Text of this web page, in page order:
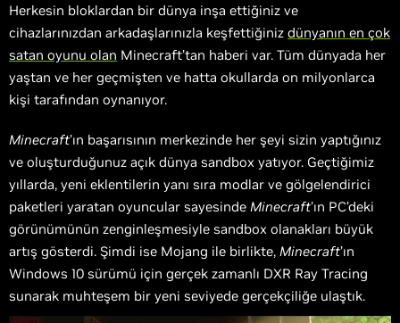
Herkesin bloklardan bir dünya inşa ettiğiniz ve
cihazlarınızdan arkadaşlarınızla keşfettiğiniz dünyanın en çok
satan oyunu olan Minecraft’tan haberi var. Tüm dünyada her
yaştan ve her geçmişten ve hatta okullarda on milyonlarca
kişi tarafından oynanıyor.
Minecraft’ın başarısının merkezinde her şeyi sizin yaptığınız
ve oluşturduğunuz açık dünya sandbox yatıyor. Geçtiğimiz
yıllarda, yeni eklentilerin yanı sıra modlar ve gölgelendirici
paketleri yaratan oyuncular sayesinde Minecraft’ın PC’deki
görünümünün zenginleşmesiyle sandbox olanakları büyük
artış gösterdi. Şimdi ise Mojang ile birlikte, Minecraft’ın
Windows 10 sürümü için gerçek zamanlı DXR Ray Tracing
sunarak muhteşem bir yeni seviyede gerçekçiliğe ulaştık.